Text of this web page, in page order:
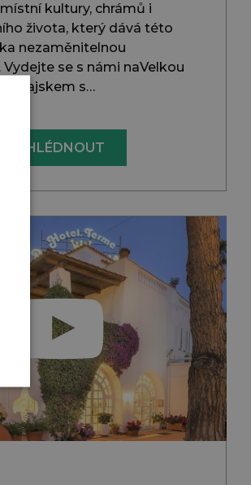
kultury, chrámů i
života, který dává této
nezaměnitelnou
se s námi naVelkou
Thajskem s…
ZHLÉDNOUT